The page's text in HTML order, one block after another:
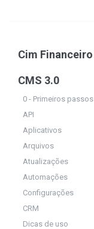
Cim Financeiro
CMS 3.0
0 - Primeiros passos
API
Aplicativos
Arquivos
Atualizações
Automações
Configurações
CRM
Dicas de uso